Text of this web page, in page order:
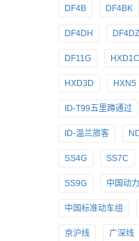
DF4B DF4BK
DF4DH DF4DZ
DF11G HXD1C
HXD3D HXN5
ID-T99五里蹲通过
ID-温兰旅客
SS4G SS7C
SS9G 中国动
中国标准动车组
京沪线 广深线